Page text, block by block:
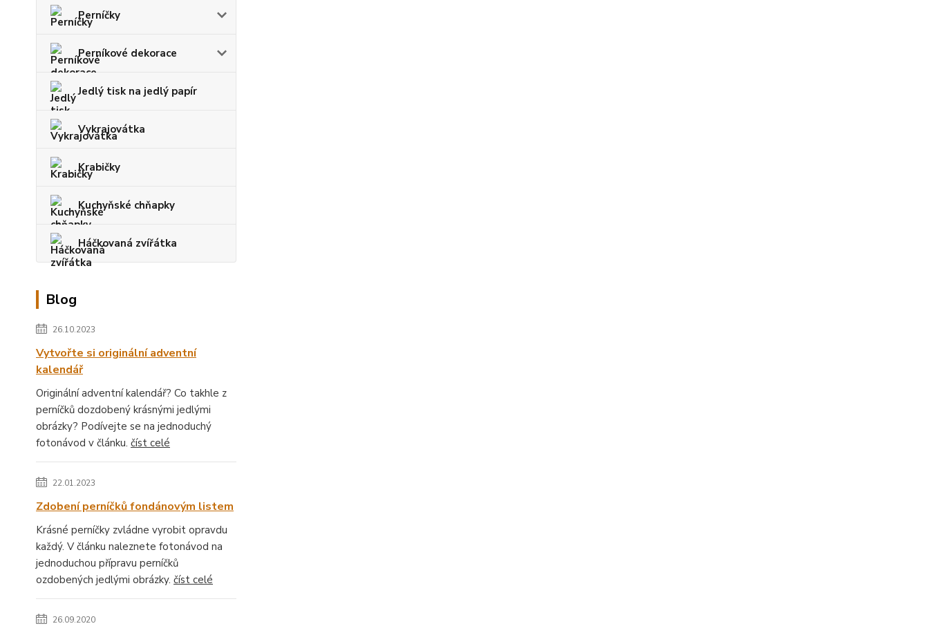
Perníčky
Perníkové dekorace
Jedlý tisk na jedlý papír
Vykrajovátka
Krabičky
Kuchyňské chňapky
Háčkovaná zvířátka
Blog
26.10.2023
Vytvořte si originální adventní
kalendář
Originální adventní kalendář? Co takhle z
perníčků dozdobený krásnými jedlými
obrázky? Podívejte se na jednoduchý
fotonávod v článku. číst celé
22.01.2023
Zdobení perníčků fondánovým listem
Krásné perníčky zvládne vyrobit opravdu
každý. V článku naleznete fotonávod na
jednoduchou přípravu perníčků
ozdobených jedlými obrázky. číst celé
26.09.2020